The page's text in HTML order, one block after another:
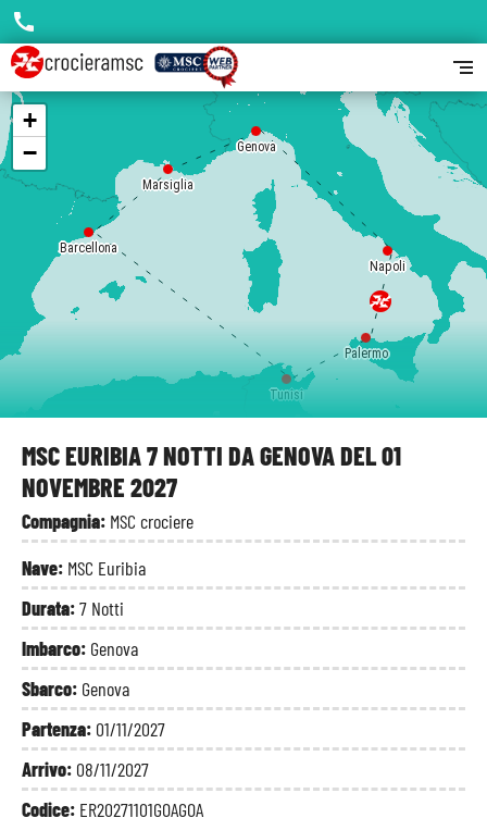
MSC EURIBIA 7 NOTTI DA GENOVA DEL 01
NOVEMBRE 2027
Compagnia: MSC crociere
Nave: MSC Euribia
Durata:7 Notti
Imbarco: Genova
Sbarco: Genova
Partenza: 01/11/2027
Arrivo: 08/11/2027
Codice: ER20271101GOAGOA
Genova
Napoli
Palermo
Tunisi
Barcellona
Marsiglia
+
−
call
segment